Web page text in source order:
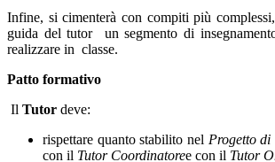
Infine, si cimenterà con compiti più
guida del tutor un segmento di
realizzare in classe.
Patto formativo
Il Tutor deve:
rispettare quanto stabilito nel Progetto
con il Tutor Coordinatoree con il Tutor